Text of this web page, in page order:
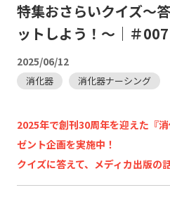
特集おさらいクイズ～
ットしよう！～｜＃007
2025/06/12
消化器 消化器ナーシング
2025年で創刊30周年を迎えた『
ゼント企画を実施中！
クイズに答えて、メディカ出版の